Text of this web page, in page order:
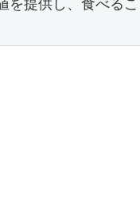
提供し、食べる